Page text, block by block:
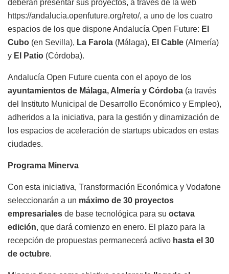
deberán presentar sus proyectos, a través de la web
https://andalucia.openfuture.org/reto/, a uno de los cuatro
espacios de los que dispone Andalucía Open Future: El
Cubo (en Sevilla), La Farola (Málaga), El Cable (Almería)
y El Patio (Córdoba).
Andalucía Open Future cuenta con el apoyo de los
ayuntamientos de Málaga, Almería y Córdoba (a través
del Instituto Municipal de Desarrollo Económico y Empleo),
adheridos a la iniciativa, para la gestión y dinamización de
los espacios de aceleración de startups ubicados en estas
ciudades.
Programa Minerva
Con esta iniciativa, Transformación Económica y Vodafone
seleccionarán a un máximo de 30 proyectos
empresariales de base tecnológica para su octava
edición, que dará comienzo en enero. El plazo para la
recepción de propuestas permanecerá activo hasta el 30
de octubre.